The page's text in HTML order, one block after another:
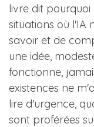
livre dit pourquoi
situations où l'IA
savoir et de
une idée,
fonctionne,
existences ne
lire d'urgence,
sont proférées